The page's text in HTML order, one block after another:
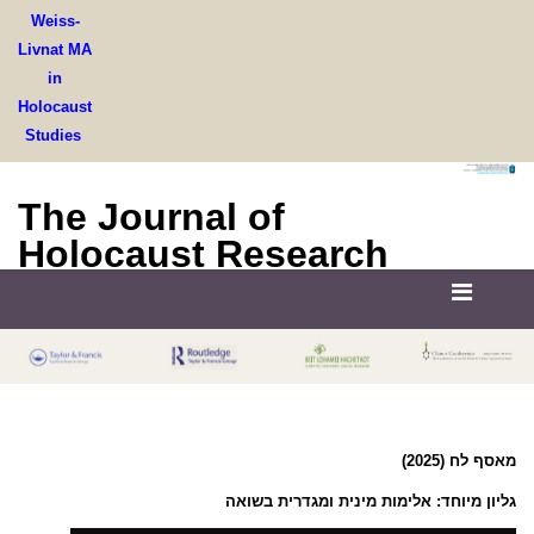
Weiss-
Livnat MA
in
Holocaust
Studies
The Journal of
Holocaust Research
מאסף לח (2025)
גליון מיוחד: אלימות מינית ומגדרית בשואה